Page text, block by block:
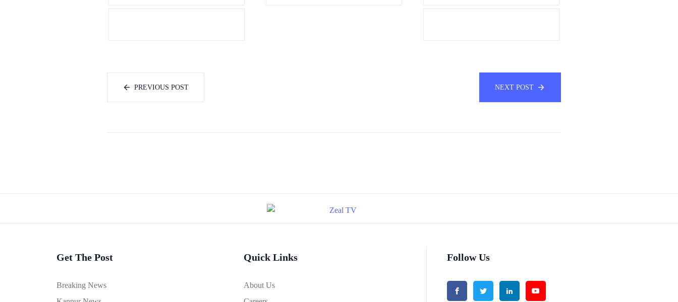
PREVIOUS POST NEXT POST
Get The Post
Breaking News
Quick Links
About Us
Follow Us